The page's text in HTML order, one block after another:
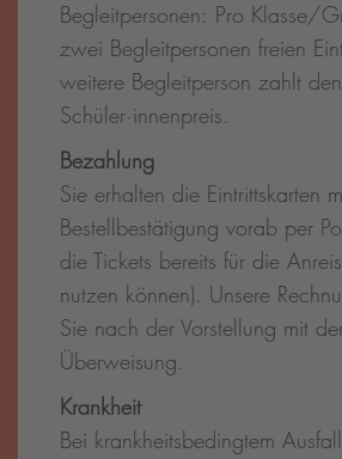
Begleitpersonen: Pro Klasse/
zwei Begleitpersonen freien
weitere Begleitperson zahlt den
Schüler·innenpreis.
Bezahlung
Sie erhalten die Eintrittskarten
Bestellbestätigung vorab per
die Tickets bereits für die
nutzen können). Unsere
Sie nach der Vorstellung mit
Überweisung.
Krankheit
Bei krankheitsbedingtem Ausfall